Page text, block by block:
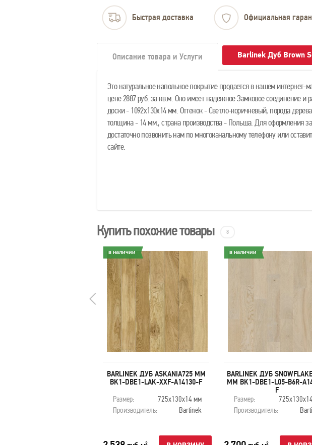
Быстрая доставка Официальная
Описание товара и Услуги Barlinek Дуб Brown
Это натуральное напольное покрытие продается в нашем интернет-
цене 2887 руб. за кв.м. Оно имеет надежное Замковое соединение и
доски - 1092х130х14 мм. Оттенок - Светло-коричневый, порода
толщина - 14 мм., страна производства - Польша. Для оформления
достаточно позвонить нам по многоканальному телефону или
сайте.
Купить похожие товары 8
в наличии
BARLINEK ДУБ ASKANIA725 ММ
BK1-DBE1-LAK-XXF-A14130-F
Размер:
725х130х14 мм
Производитель:
Barlinek
2
в наличии
BARLINEK ДУБ
ММ BK1-DBE1-L05-B6R-
F
Размер:
Производитель:
2